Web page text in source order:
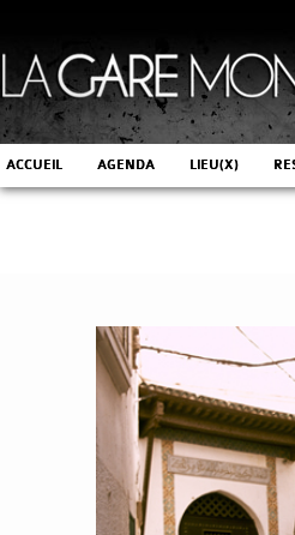
ACCUEIL AGENDA LIEU(X)